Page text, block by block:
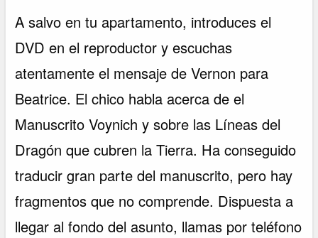
A salvo en tu apartamento, introduces el
DVD en el reproductor y escuchas
atentamente el mensaje de Vernon para
Beatrice. El chico habla acerca de el
Manuscrito Voynich y sobre las Líneas del
Dragón que cubren la Tierra. Ha conseguido
traducir gran parte del manuscrito, pero hay
fragmentos que no comprende. Dispuesta a
llegar al fondo del asunto, llamas por teléfono